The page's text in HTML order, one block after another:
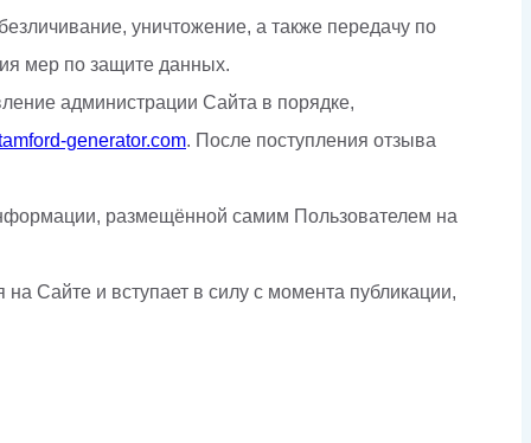
уничтожение, а также передачу по
мер по защите данных.
администрации Сайта в порядке,
generator.com. После поступления отзыва
размещённой самим Пользователем на
Сайте и вступает в силу с момента публикации,